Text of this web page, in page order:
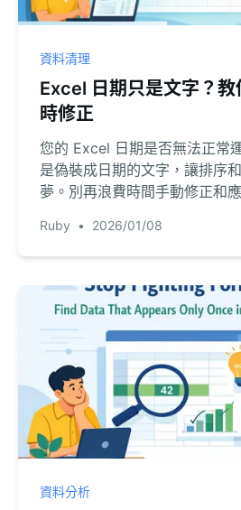
資料清理
Excel 日期只是文字？教
時修正
您的 Excel 日期是否無法正常
是偽裝成日期的文字，讓排序
夢。別再浪費時間手動修正和
何文字日期格式。
Ruby • 2026/01/08
資料分析